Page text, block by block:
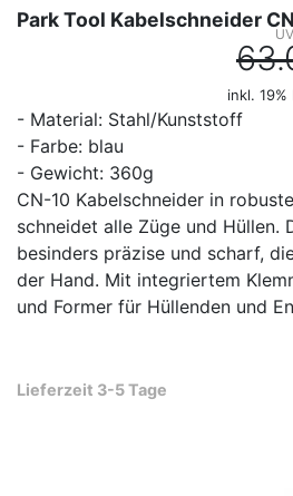
Park Tool Kabelschneider
inkl.
- Material: Stahl/Kunststoff
- Farbe: blau
- Gewicht: 360g
CN-10 Kabelschneider in
schneidet alle Züge und Hüllen.
besinders präzise und scharf,
der Hand. Mit integriertem
und Former für Hüllenden und
Lieferzeit 3-5 Tage